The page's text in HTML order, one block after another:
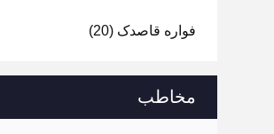
فواره قاصدک (20)
مخاطب